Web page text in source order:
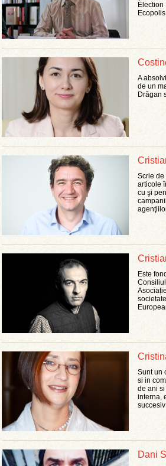
A
de un
Drăgan
Scrie de
articole
cu şi
Este
Sunt un
si in
de ani
interna,
Dani